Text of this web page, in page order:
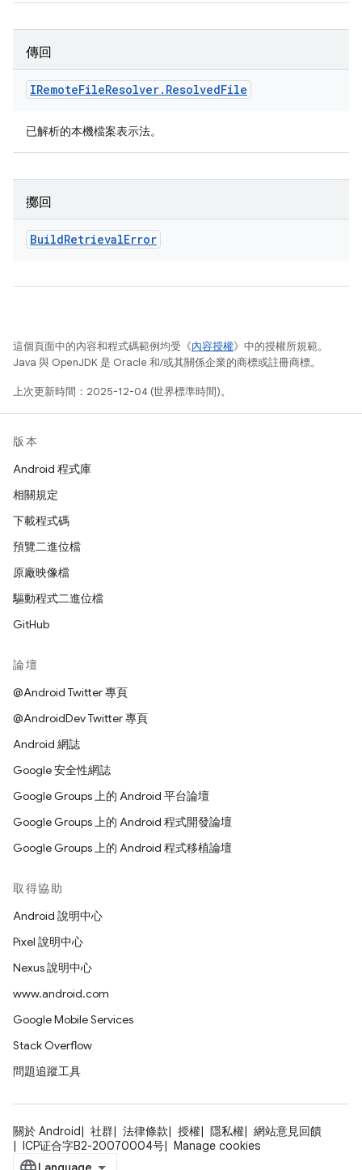
傳回
IRemoteFileResolver. ResolvedFile
已解析的本機檔案表示法。
擲回
BuildRetrievalError
這個頁面中的內容和程式碼範例均受《內容授權》中的授權所規範。
Java 與 OpenJDK 是 Oracle 和/或其關係企業的商標或註冊商標。
上次更新時間：2025-12-04 (世界標準時間)。
版本
Android 程式庫
相關規定
下載程式碼
預覽二進位檔
原廠映像檔
驅動程式二進位檔
GitHub
論壇
@Android Twitter 專頁
@AndroidDev Twitter 專頁
Android 網誌
Google 安全性網誌
Google Groups 上的 Android 平台論壇
Google Groups 上的 Android 程式開發論壇
Google Groups 上的 Android 程式移植論壇
取得協助
Android 說明中心
Pixel 說明中心
Nexus 說明中心
www.android.com
Google Mobile Services
Stack Overflow
問題追蹤工具
關於 Android 社群 法律條款 授權 隱私權
網站意見回饋
ICP证合字B2-20070004号
Manage cookies